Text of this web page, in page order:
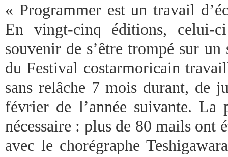
« Programmer est un travail
En vingt-cinq éditions, celui-
souvenir de s’être trompé sur
du Festival costarmoricain
sans relâche 7 mois durant, de
février de l’année suivante. La
nécessaire : plus de 80 mails ont
avec le chorégraphe